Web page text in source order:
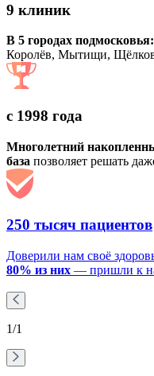
9 клиник
В 5 городах подмосковья:
Королёв, Мытищи,
с 1998 года
Многолетний
база позволяет решать
250 тысяч пациентов
Доверили нам своё
80% из них — пришли к
1/1